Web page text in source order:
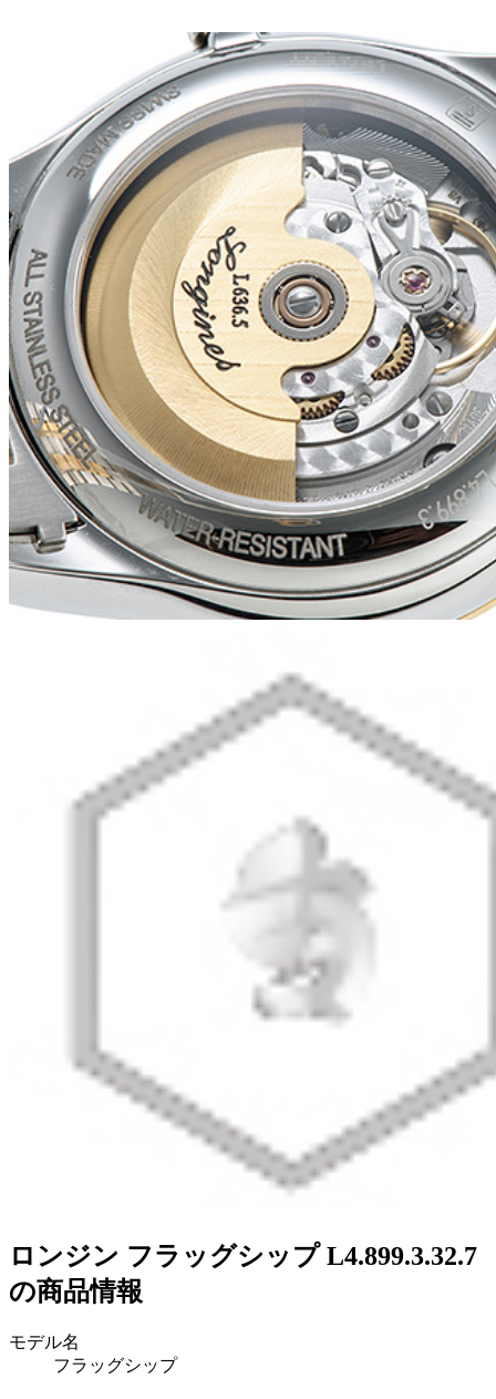
ロンジン フラッグシップ L4.899.3.32.7
の商品情報
モデル名
フラッグシップ